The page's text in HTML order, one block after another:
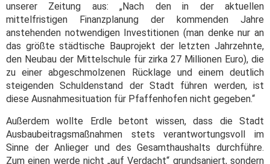
unserer Zeitung aus: „Nach den in der aktuellen
mittelfristigen Finanzplanung der kommenden Jahre
anstehenden notwendigen Investitionen (man denke nur an
das größte städtische Bauprojekt der letzten Jahrzehnte,
den Neubau der Mittelschule für zirka 27 Millionen Euro), die
zu einer abgeschmolzenen Rücklage und einem deutlich
steigenden Schuldenstand der Stadt führen werden, ist
diese Ausnahmesituation für Pfaffenhofen nicht gegeben.“
Außerdem wollte Erdle betont wissen, dass die Stadt
Ausbaubeitragsmaßnahmen stets verantwortungsvoll im
Sinne der Anlieger und des Gesamthaushalts durchführe.
Zum einen werde nicht „auf Verdacht“ grundsaniert, sondern